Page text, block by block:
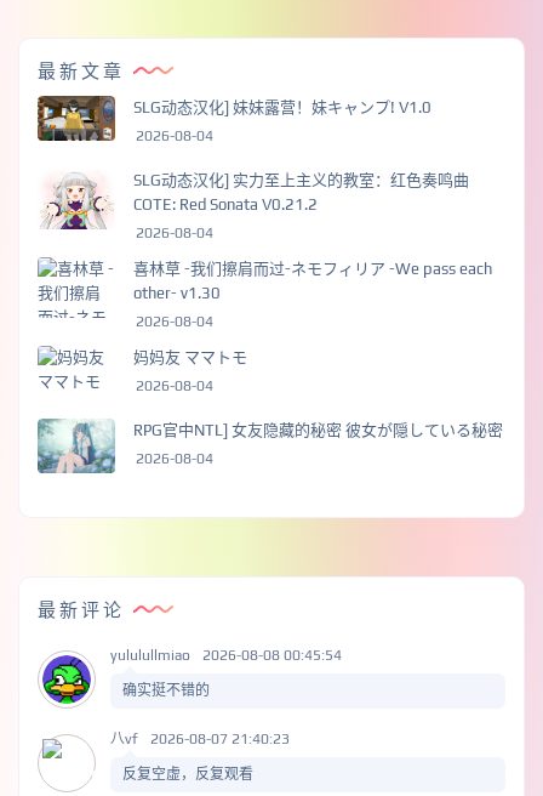
最新文章
SLG动态汉化] 妹妹露营！妹キャンプ! V1.0
2026-08-04
SLG动态汉化] 实力至上主义的教室：红色奏鸣曲
COTE: Red Sonata V0.21.2
2026-08-04
喜林草 -我们擦肩而过-ネモフィリア -We pass each
other- v1.30
2026-08-04
妈妈友 ママトモ
2026-08-04
RPG官中NTL] 女友隐藏的秘密 彼女が隠している秘密
2026-08-04
最新评论
yululullmiao 2026-08-08 00:45:54
确实挺不错的
八vf 2026-08-07 21:40:23
反复空虚，反复观看